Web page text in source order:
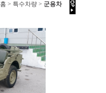
홈 > 특수차량 > 군용차